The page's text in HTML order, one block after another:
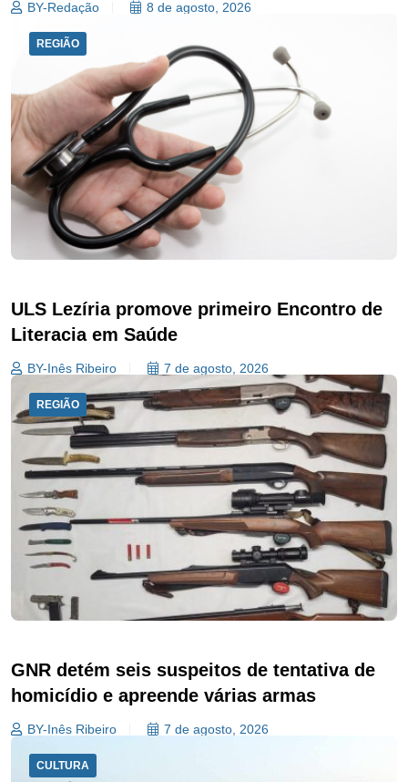
BY-Redação 8 de agosto, 2026
REGIÃO
ULS Lezíria promove primeiro Encontro de
Literacia em Saúde
BY-Inês Ribeiro 7 de agosto, 2026
REGIÃO
GNR detém seis suspeitos de tentativa de
homicídio e apreende várias armas
BY-Inês Ribeiro 7 de agosto, 2026
CULTURA